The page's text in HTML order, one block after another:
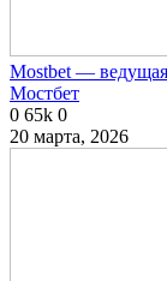
Mostbet —
Мостбет
0 65k 0
20 марта, 2026